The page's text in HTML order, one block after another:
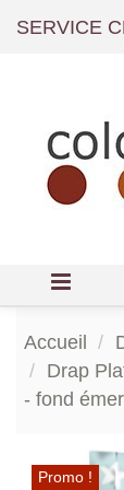
SERVICE
Accueil
Drap
- fond
Promo !